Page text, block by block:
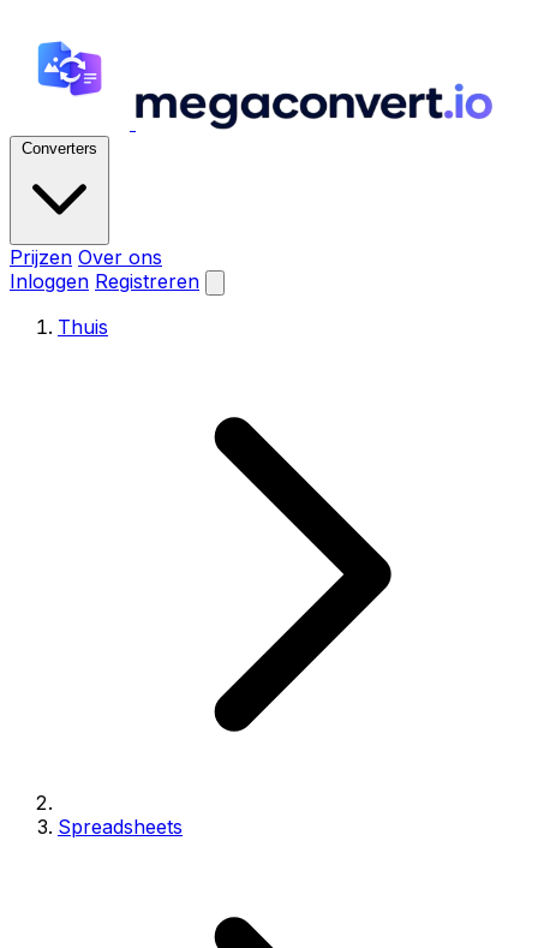
Converters
Prijzen Over ons
Inloggen Registreren
Thuis
Spreadsheets